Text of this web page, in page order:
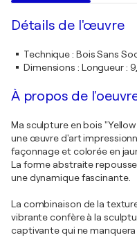
Détails de l'œuvre
Technique: Bois Sans
Dimensions : Longueur :
À propos de
Ma sculpture en bois
une œuvre d'art
façonnage et colorée en
La forme abstraite
une dynamique fascinante.
La combinaison de la
vibrante confère à la
captivante qui ne